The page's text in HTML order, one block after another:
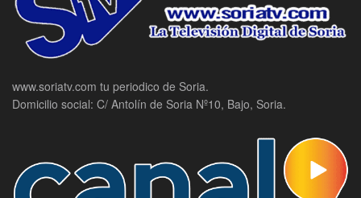
www.soriatv.com tu periodico de Soria.
Domicilio social: C/ Antolín de Soria Nº10, Bajo, Soria.